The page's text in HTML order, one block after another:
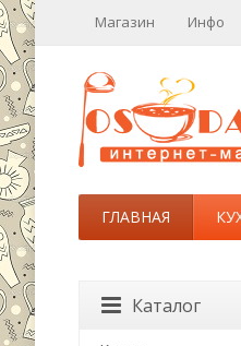
Магазин Инфо
ГЛАВНАЯ
Каталог